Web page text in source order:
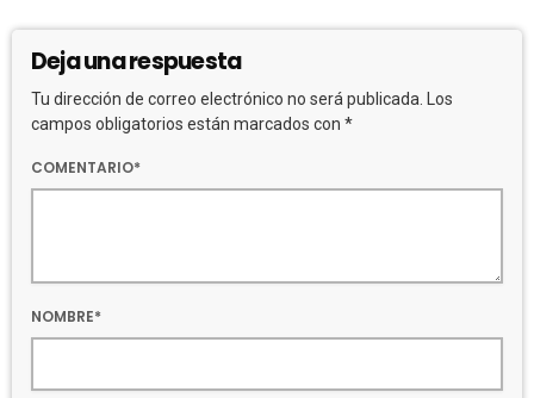
Deja una respuesta
Tu dirección de correo electrónico no será publicada. Los
campos obligatorios están marcados con *
COMENTARIO*
NOMBRE*